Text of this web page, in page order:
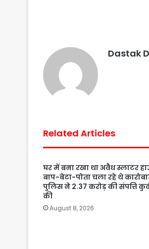
s
Dastak
Related Articles
घर में बना रखा था अवैध स्लाटर
बाप-बेटा-पोता चला रहे थे
पुलिस ने 2.37 करोड़ की संपत्ति
की
August 8, 2026